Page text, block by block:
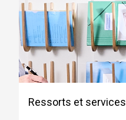
Ressorts et services